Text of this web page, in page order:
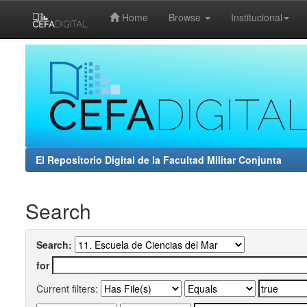
Home Browse Institucional
El Repositorio Digital de la Facultad Militar Conjunta
Search
Search:
for
Current filters: